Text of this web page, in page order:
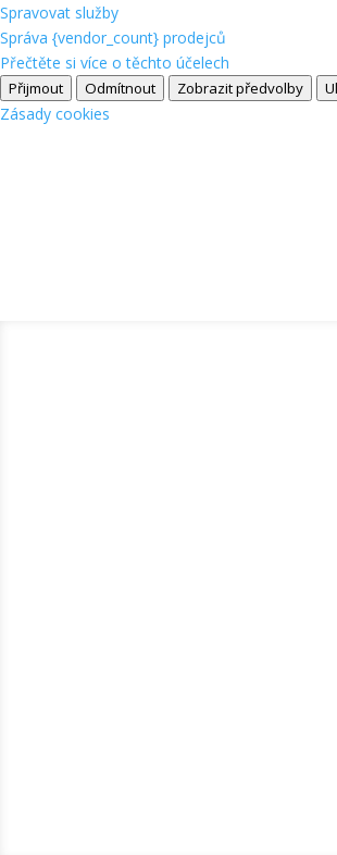
Spravovat služby
Správa {vendor_count} prodejců
Přečtěte si více o těchto účelech
Přijmout Odmítnout Zobrazit předvolby
Zásady cookies